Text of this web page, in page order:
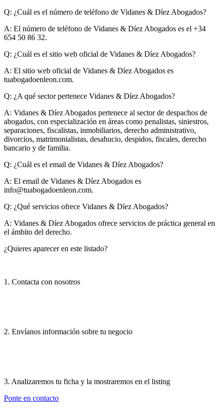
Q: ¿Cuál es el número de teléfono de Vidanes & Díez Abogados?
A: El número de teléfono de Vidanes & Díez Abogados es el +34
654 50 86 32.
Q: ¿Cuál es el sitio web oficial de Vidanes & Díez Abogados?
A: El sitio web oficial de Vidanes & Díez Abogados es
tuabogadoenleon.com.
Q: ¿A qué sector pertenece Vidanes & Díez Abogados?
A: Vidanes & Díez Abogados pertenece al sector de despachos de
abogados, con especialización en áreas como penalistas, siniestros,
separaciones, fiscalistas, inmobiliarios, derecho administrativo,
divorcios, matrimonialistas, desahucio, despidos, fiscales, derecho
bancario y de familia.
Q: ¿Cuál es el email de Vidanes & Díez Abogados?
A: El email de Vidanes & Díez Abogados es
info@tuabogadoenleon.com.
Q: ¿Qué servicios ofrece Vidanes & Díez Abogados?
A: Vidanes & Díez Abogados ofrece servicios de práctica general en
el ámbito del derecho.
¿Quieres aparecer en este listado?
1. Contacta con nosotros
2. Envíanos información sobre tu negocio
3. Analizaremos tu ficha y la mostraremos en el listing
Ponte en contacto